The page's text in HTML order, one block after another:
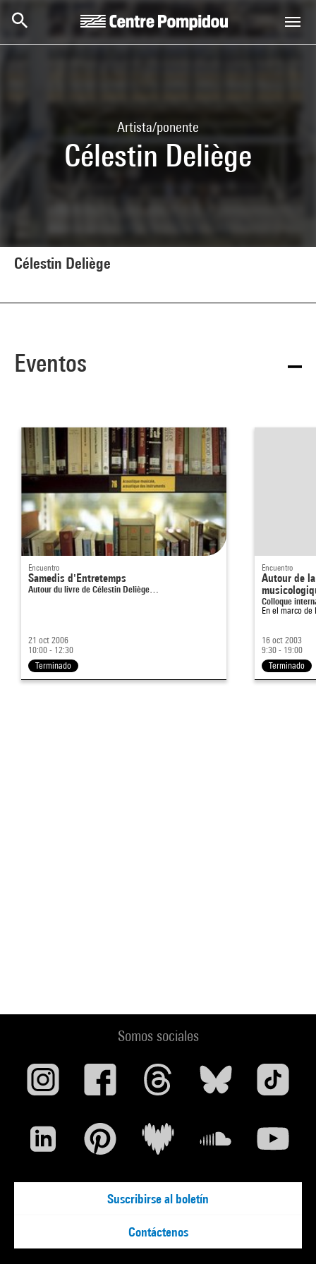
Artista/ponente
Célestin Deliège
Célestin Deliège
Eventos
Encuentro
Samedis d'Entretemps
Autour du livre de Célestin Deliège…
21 oct 2006
10:00 - 12:30
Terminado
Encuentro
Autour de
Colloque
En el marco de
16 oct 2003
9:30 - 19:00
Terminado
Somos sociales
Suscribirse al boletín
Contáctenos